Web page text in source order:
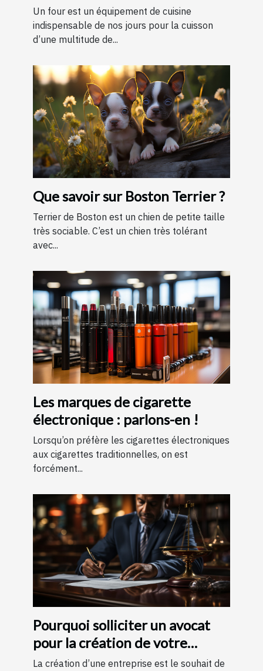
Un four est un équipement de cuisine
indispensable de nos jours pour la cuisson
d’une multitude de...
Que savoir sur Boston Terrier ?
Terrier de Boston est un chien de petite taille
très sociable. C’est un chien très tolérant
avec...
Les marques de cigarette
électronique : parlons-en !
Lorsqu’on préfère les cigarettes électroniques
aux cigarettes traditionnelles, on est
forcément...
Pourquoi solliciter un avocat
pour la création de votre
entreprise ?
La création d’une entreprise est le souhait de